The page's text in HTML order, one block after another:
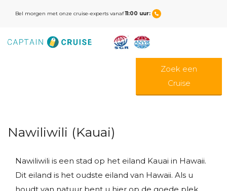
Bel morgen met onze cruise-experts vanaf11:00 uur:
Zoek een
Cruise
Nawiliwili (Kauai)
Nawiliwili is een stad op het eiland Kauai in Hawaii.
Dit eiland is het oudste eiland van Hawaii. Als u